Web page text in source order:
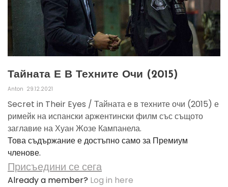
Тайната Е В Техните Очи (2015)
Anton 29.12.2021
Secret in Their Eyes / Тайната е в техните очи (2015) е
римейк на испански аржентински филм със същото
заглавие на Хуан Жозе Кампанела.
Това съдържание е достъпно само за Премиум
членове.
Присъедини се сега
Already a member? Log in here